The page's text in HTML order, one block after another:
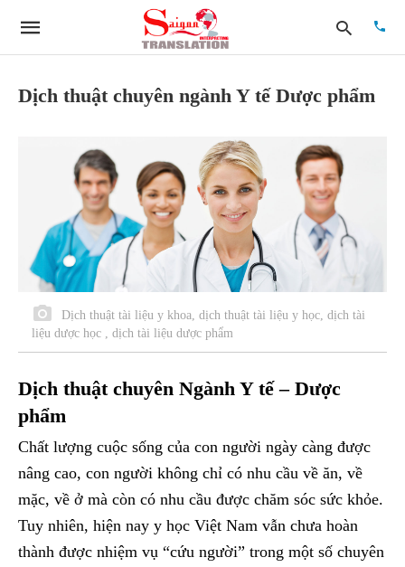
Dịch thuật chuyên ngành Y tế Dược phẩm
Dịch thuật tài liệu y khoa, dịch thuật tài liệu y học, dịch tài
liệu dược học , dịch tài liệu dược phẩm
Dịch thuật chuyên Ngành Y tế – Dược
phẩm
Chất lượng cuộc sống của con người ngày càng được
nâng cao, con người không chỉ có nhu cầu về ăn, về
mặc, về ở mà còn có nhu cầu được chăm sóc sức khỏe.
Tuy nhiên, hiện nay y học Việt Nam vẫn chưa hoàn
thành được nhiệm vụ “cứu người” trong một số chuyên